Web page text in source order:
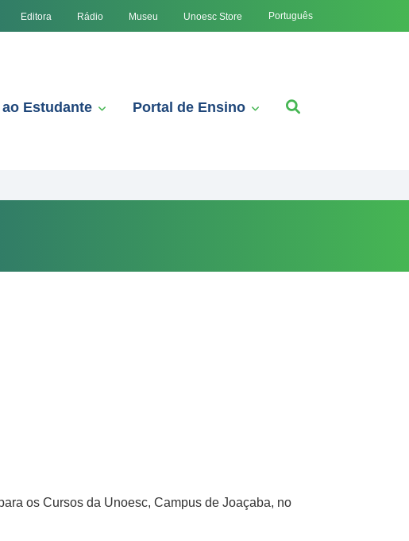
Editora Rádio Museu Unoesc Store Português
Estudante Portal de Ensino
os Cursos da Unoesc, Campus de Joaçaba, no